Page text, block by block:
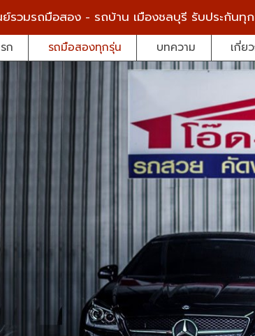
รวมรถมือสอง - รถบ้าน เมืองชลบุรี รับประกันทุ
ก รถมือสองทุกรุ่น บทความ เกี่ย